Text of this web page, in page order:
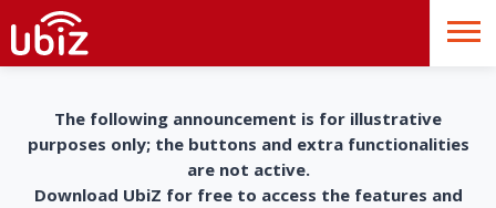
The following announcement is for illustrative
purposes only; the buttons and extra functionalities
are not active.
Download UbiZ for free to access the features and